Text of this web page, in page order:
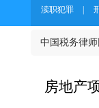
渎职犯罪
中国税务律师
房地产